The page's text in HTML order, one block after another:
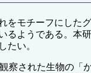
をモチーフにした
るようである。本
たい。
された生物の「か